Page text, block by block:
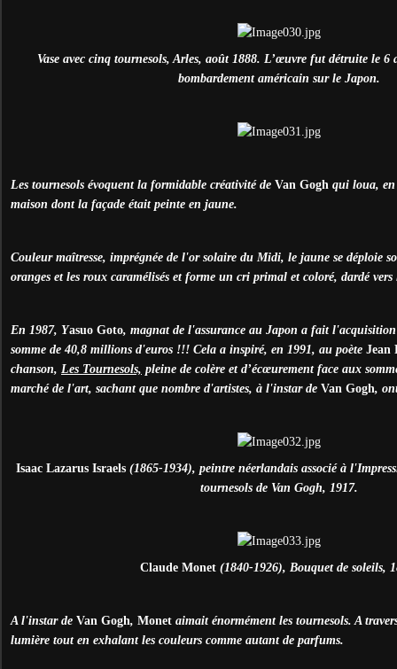
Vase avec cinq tournesols, Arles, août 1888. L’œuvre fut détruite le
bombardement américain sur le Japon.
Les tournesols évoquent la formidable créativité de Van Gogh qui loua, en
maison dont la façade était peinte en jaune.
Couleur maîtresse, imprégnée de l'or solaire du Midi, le jaune se déploie
oranges et les roux caramélisés et forme un cri primal et coloré, dardé
En 1987, Yasuo Goto, magnat de l'assurance au Japon a fait
somme de 40,8 millions d'euros !!! Cela a inspiré, en 1991, au poète Jean
chanson, Les Tournesols, pleine de colère et d’écœurement face aux
marché de l'art, sachant que nombre d'artistes, à l'instar de Van Gogh,
Isaac Lazarus Israels (1865-1934), peintre néerlandais associé à
tournesols de Van Gogh, 1917.
Claude Monet (1840-1926), Bouquet de soleils,
A l'instar de Van Gogh, Monet aimait énormément les tournesols. A
lumière tout en exhalant les couleurs comme autant de parfums.